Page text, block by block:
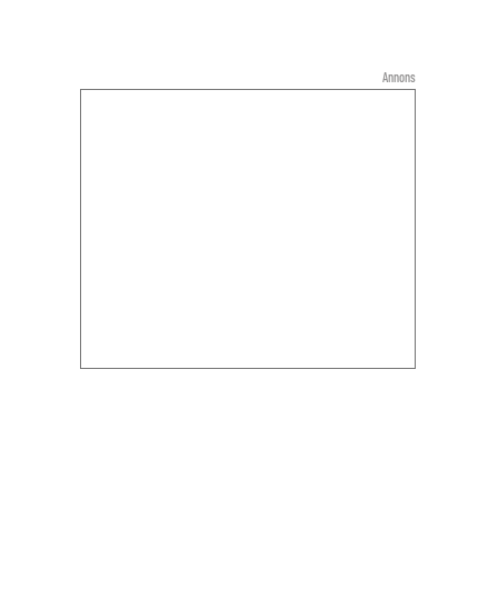
Annons